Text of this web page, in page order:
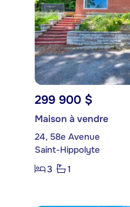
299 900 $
Maison à vendre
24, 58e Avenue
Saint-Hippolyte
3
1